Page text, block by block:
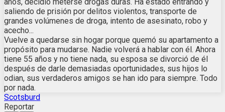
saliendo de prisión por delitos violentos, transporte de
grandes volúmenes de droga, intento de asesinato, robo y
acecho...
Vuelve a quedarse sin hogar porque quemó su apartamento a
propósito para mudarse. Nadie volverá a hablar con él. Ahora
tiene 55 años y no tiene nada, su esposa se divorció de él
después de darle demasiadas oportunidades, sus hijos lo
odian, sus verdaderos amigos se han ido para siempre. Todo
por nada.
Scotsburd
Reportar